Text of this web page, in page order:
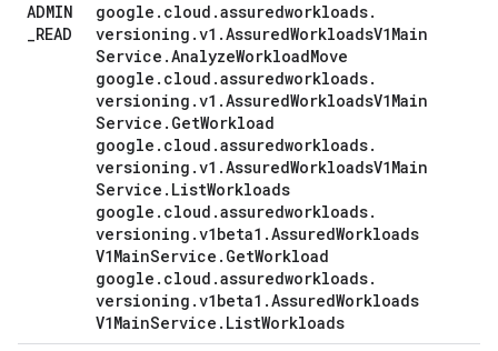
ADMIN
_READ
google . cloud .assuredworkloads.
versioning .v1 .AssuredWorkloadsV1Main
Service .AnalyzeWorkloadMove
google . cloud .assuredworkloads.
versioning .v1 .AssuredWorkloadsV1Main
Service . GetWorkload
google . cloud .assuredworkloads.
versioning .v1 .AssuredWorkloadsV1Main
Service . ListWorkloads
google . cloud .assuredworkloads.
versioning .v1beta1 .AssuredWorkloads
V1MainService . GetWorkload
google . cloud .assuredworkloads.
versioning .v1beta1 .AssuredWorkloads
V1MainService . ListWorkloads